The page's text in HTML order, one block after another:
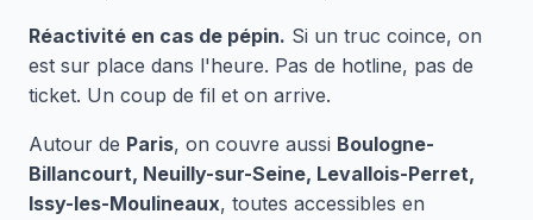
Réactivité en cas de pépin. Si un truc coince, on
est sur place dans l'heure. Pas de hotline, pas de
ticket. Un coup de fil et on arrive.
Autour de Paris, on couvre aussi Boulogne-
Billancourt, Neuilly-sur-Seine, Levallois-Perret,
Issy-les-Moulineaux, toutes accessibles en